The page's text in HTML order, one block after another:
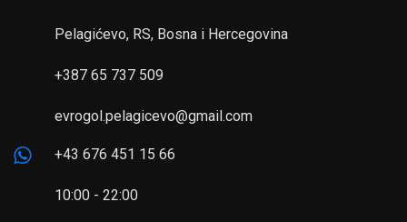
Pelagićevo, RS, Bosna i Hercegovina
+387 65 737 509
evrogol.pelagicevo@gmail.com
+43 676 451 15 66
10:00 - 22:00